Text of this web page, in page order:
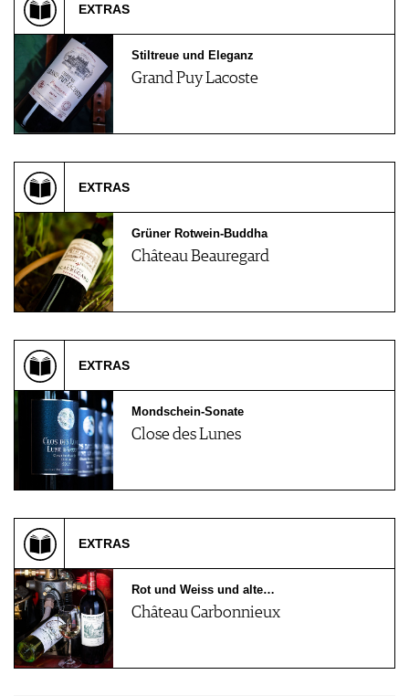
EXTRAS
Stiltreue und Eleganz
Grand Puy Lacoste
EXTRAS
Grüner Rotwein-Buddha
Château Beauregard
EXTRAS
Mondschein-Sonate
Close des Lunes
EXTRAS
Rot und Weiss und alte…
Château Carbonnieux